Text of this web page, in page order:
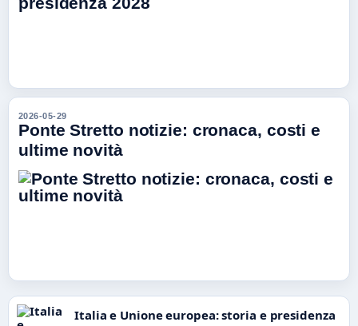
2026-05-29
Ponte Stretto notizie: cronaca, costi e
ultime novità
Italia e Unione europea: storia e presidenza